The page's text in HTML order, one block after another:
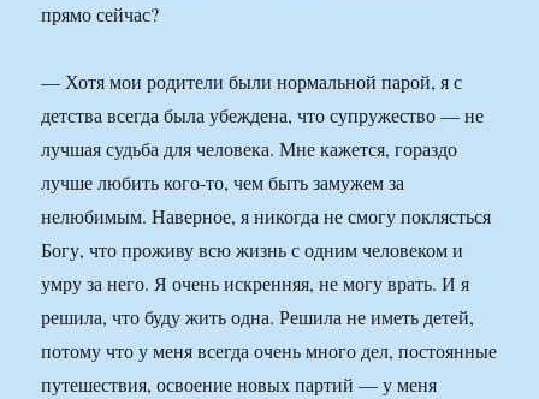
прямо сейчас?
— Хотя мои родители были нормальной парой, я с
детства всегда была убеждена, что супружество — не
лучшая судьба для человека. Мне кажется, гораздо
лучше любить кого-то, чем быть замужем за
нелюбимым. Наверное, я никогда не смогу поклясться
Богу, что проживу всю жизнь с одним человеком и
умру за него. Я очень искренняя, не могу врать. И я
решила, что буду жить одна. Решила не иметь детей,
потому что у меня всегда очень много дел, постоянные
путешествия, освоение новых партий — у меня